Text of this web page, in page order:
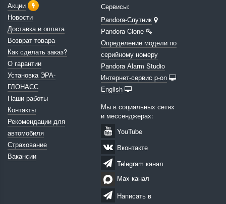
Акции
Новости
Доставка и оплата
Возврат товара
Как сделать заказ?
О гарантии
Установка ЭРА-
ГЛОНАСС
Наши работы
Контакты
Рекомендации для
автомобиля
Страхование
Вакансии
Сервисы:
Pandora-Спутник
Pandora Clone
Определение модели по
серийному номеру
Pandora Alarm Studio
Интернет-сервис p-on
English
Мы в социальных сетях
и мессенджерах:
YouTube
Вконтакте
Telegram канал
Max канал
Написать в